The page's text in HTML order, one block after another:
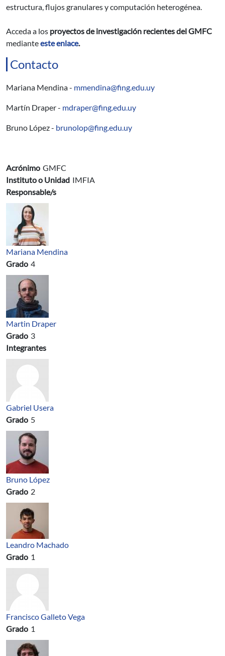
estructura, flujos granulares y computación heterogénea.
Acceda a los proyectos de investigación recientes del GMFC
medianteeste enlace.
Contacto
Mariana Mendina - mmendina@fing.edu.uy
Martín Draper - mdraper@fing.edu.uy
Bruno López - brunolop@fing.edu.uy
Acrónimo GMFC
Instituto o Unidad IMFIA
Responsable/s
Mariana Mendina
Grado 4
Martin Draper
Grado 3
Integrantes
Gabriel Usera
Grado 5
Bruno López
Grado 2
Leandro Machado
Grado 1
Francisco Galleto Vega
Grado 1